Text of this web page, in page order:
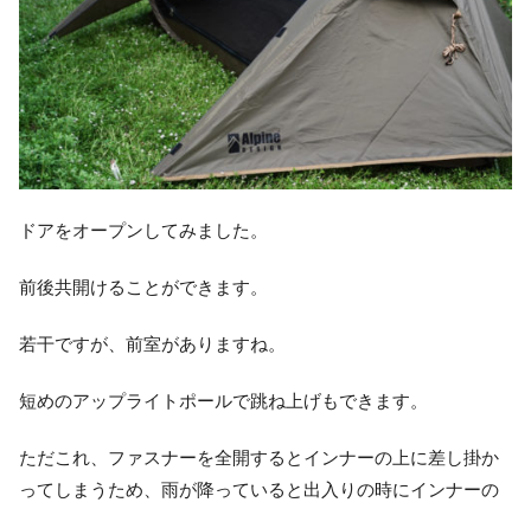
ドアをオープンしてみました。
前後共開けることができます。
若干ですが、前室がありますね。
短めのアップライトポールで跳ね上げもできます。
ただこれ、ファスナーを全開するとインナーの上に差し掛か
ってしまうため、雨が降っていると出入りの時にインナーの